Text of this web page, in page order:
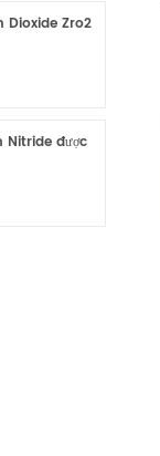
Dioxide Zro2
Nitride được